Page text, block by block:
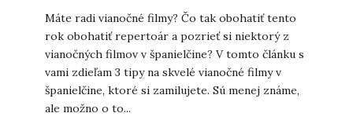
Máte radi vianočné filmy? Čo tak obohatiť tento
rok obohatiť repertoár a pozrieť si niektorý z
vianočných filmov v španielčine? V tomto článku s
vami zdieľam 3 tipy na skvelé vianočné filmy v
španielčine, ktoré si zamilujete. Sú menej známe,
ale možno o to...